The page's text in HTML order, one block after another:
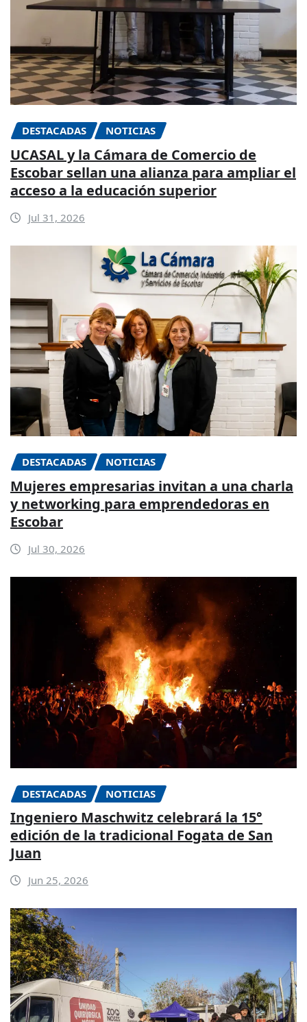
DESTACADAS NOTICIAS
UCASAL y la Cámara de Comercio de
Escobar sellan una alianza para ampliar el
acceso a la educación superior
Jul 31, 2026
DESTACADAS NOTICIAS
Mujeres empresarias invitan a una charla
y networking para emprendedoras en
Escobar
Jul 30, 2026
DESTACADAS NOTICIAS
Ingeniero Maschwitz celebrará la 15°
edición de la tradicional Fogata de San
Juan
Jun 25, 2026